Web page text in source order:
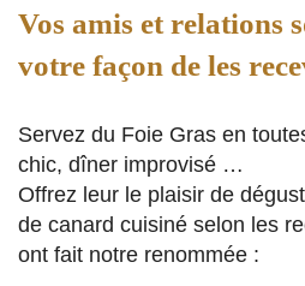
Vos amis et relations
votre façon de les
Servez du Foie Gras en
chic, dîner improvisé …
Offrez leur le plaisir de
de canard cuisiné selon les
ont fait notre renommée :